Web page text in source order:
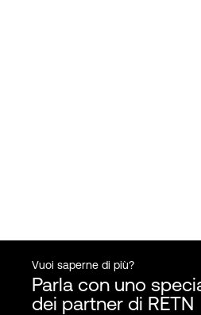
Vuoi saperne di più?
Parla con uno
dei partner di RETN